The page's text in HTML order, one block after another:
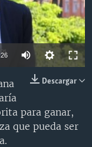
Descargar
para ganar,
que pueda ser